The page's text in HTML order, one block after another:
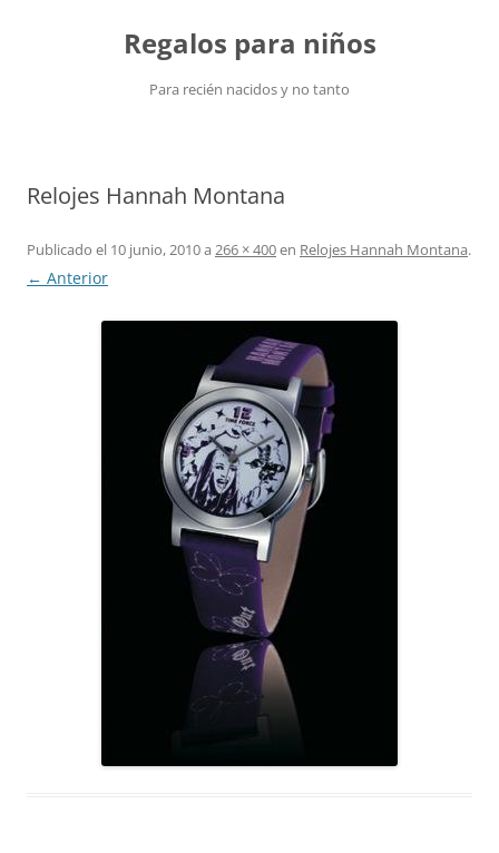
Regalos para niños
Para recién nacidos y no tanto
Relojes Hannah Montana
Publicado el 10 junio, 2010a 266 × 400en Relojes Hannah Montana.
← Anterior